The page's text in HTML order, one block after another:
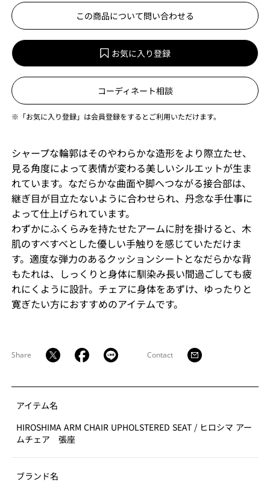
この商品について問い合わせる
お気に入り登録
コーディネート相談
※「お気に入り登録」は会員登録をするとご利用いただけます。
シャープな輪郭はそのやわらかな造形をより際立たせ、
見る角度によって表情が変わる美しいシルエットが生ま
れています。なだらかな曲面や脚へつながる接合部は、
継ぎ目が目立たないように合わせられ、丹念な手仕事に
よって仕上げられています。
わずかにふくらみを持たせたアームに肘を掛けると、木
肌のすべすべとした優しい手触りを感じていただけま
す。適度な弾力のあるクッションシートとなだらかな背
もたれは、しっくりと身体に馴染み長い間過ごしても疲
れにくように設計。チェアに身体をあずけ、ゆったりと
寛ぎたい方におすすめのアイテムです。
Share Contact
アイテム名
HIROSHIMA ARM CHAIR UPHOLSTERED SEAT / ヒロシマ アー
ムチェア 張座
ブランド名